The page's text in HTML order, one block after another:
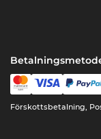
Förskottsbetalning,